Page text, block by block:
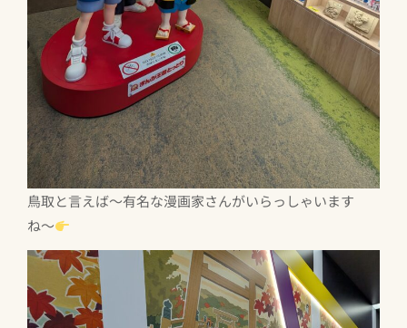
鳥取と言えば〜有名な漫画家さんがいらっしゃいます
ね〜